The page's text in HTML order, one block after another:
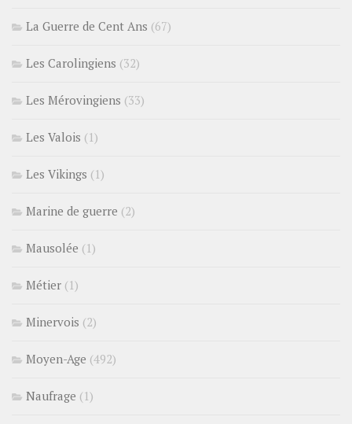
La Guerre de Cent Ans (67)
Les Carolingiens (32)
Les Mérovingiens (33)
Les Valois (1)
Les Vikings (1)
Marine de guerre (2)
Mausolée (1)
Métier (1)
Minervois (2)
Moyen-Age (492)
Naufrage (1)